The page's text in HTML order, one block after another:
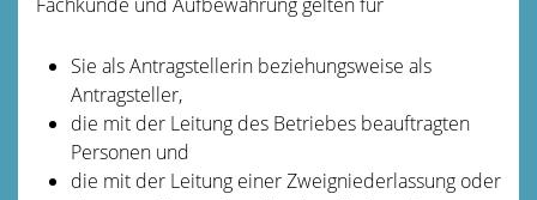
Sie als Antragstellerin beziehungsweise als
Antragsteller,
die mit der Leitung des Betriebes beauftragten
Personen und
die mit der Leitung einer Zweigniederlassung oder